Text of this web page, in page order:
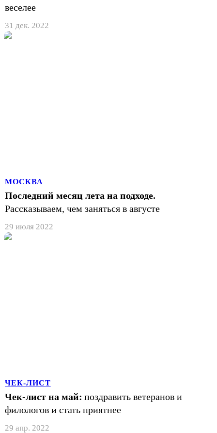
веселее
31 дек. 2022
МОСКВА
Последний месяц лета на подходе.
Рассказываем, чем заняться в августе
29 июля 2022
ЧЕК-ЛИСТ
Чек-лист на май: поздравить ветеранов и
филологов и стать приятнее
29 апр. 2022